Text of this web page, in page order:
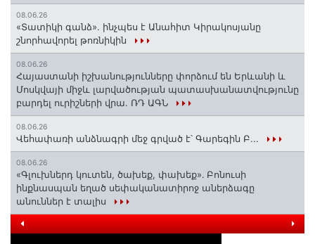
08.06.26
«Տատիկի գանձ». ինչպես է Անահիտ Կիրակոսյանը
շնորհավորել թոռնիկին
08.06.26
Հայաստանի իշխանությունները փորձում են Երևանի և
Մոսկվայի միջև լարվածության պատասխանատվությունը
բարդել ուրիշների վրա. ՌԴ ԱԳՆ
08.06.26
Վեհափառի անձնագրի մեջ գրված է՝ Գարեգին Բ...
08.06.26
«Գլուխներդ կուտեն, ծախեք, փախեք»․ Բոնուսի
ինքնասպան եղած սեփականատիրոջ աներձագը
անուններ է տալիս